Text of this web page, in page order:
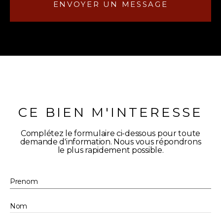
ENVOYER UN MESSAGE
CE BIEN M'INTERESSE
Complétez le formulaire ci-dessous pour toute
demande d'information. Nous vous répondrons
le plus rapidement possible.